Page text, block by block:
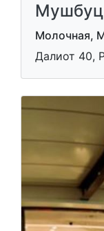
Мушбуц
Молочная,
Далиот 40,